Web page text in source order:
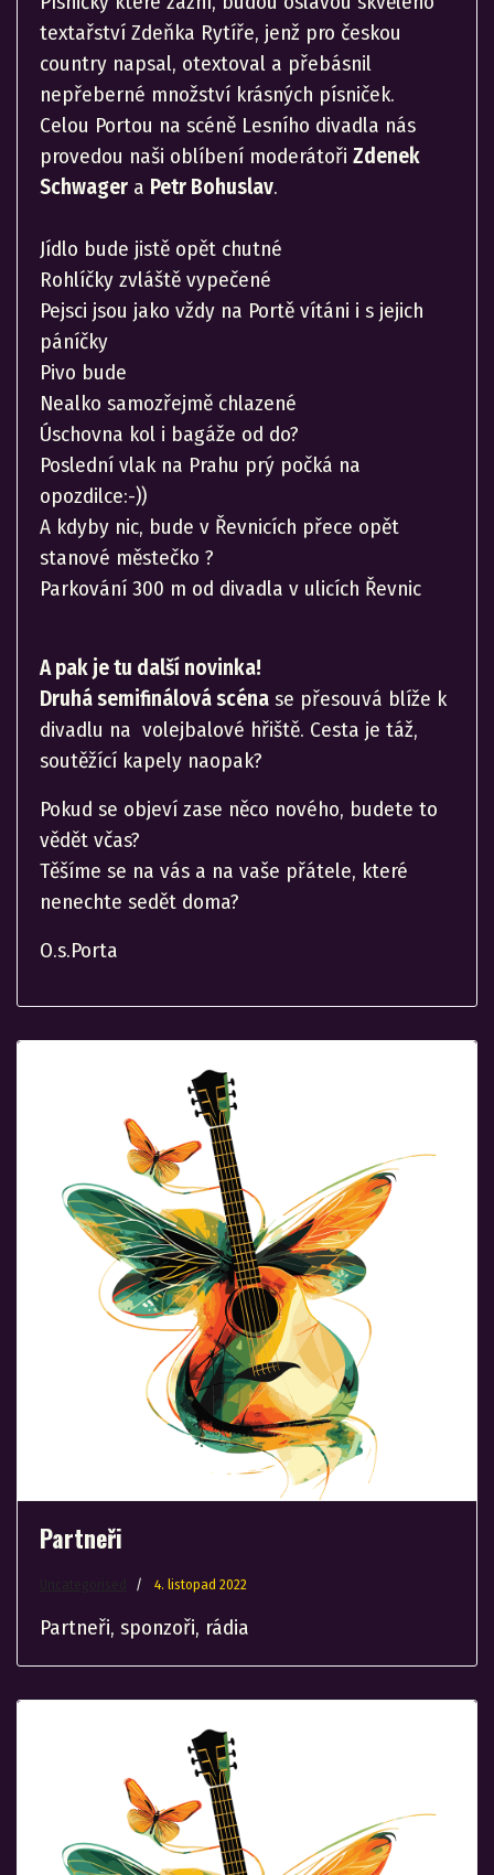
textařství Zdeňka Rytíře, jenž pro českou
country napsal, otextoval a přebásnil
nepřeberné množství krásných písniček.
Celou Portou na scéně Lesního divadla nás
provedou naši oblíbení moderátoři Zdenek
Schwager a Petr Bohuslav.
Jídlo bude jistě opět chutné
Rohlíčky zvláště vypečené
Pejsci jsou jako vždy na Portě vítáni i s jejich
páníčky
Pivo bude
Nealko samozřejmě chlazené
Úschovna kol i bagáže od do?
Poslední vlak na Prahu prý počká na
opozdilce:-))
A kdyby nic, bude v Řevnicích přece opět
stanové městečko ?
Parkování 300 m od divadla v ulicích Řevnic
A pak je tu další novinka!
Druhá semifinálová scéna se přesouvá blíže k
divadlu na volejbalové hřiště. Cesta je táž,
soutěžící kapely naopak?
Pokud se objeví zase něco nového, budete to
vědět včas?
Těšíme se na vás a na vaše přátele, které
nenechte sedět doma?
O.s.Porta
Partneři
4. listopad 2022
Partneři, sponzoři, rádia